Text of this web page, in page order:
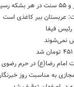
عربستان ببر کاغذی است
فیفا
نمی‌شوند
امام رضا(ع) در حرم رضوی
به مناسبت روز خبرنگار